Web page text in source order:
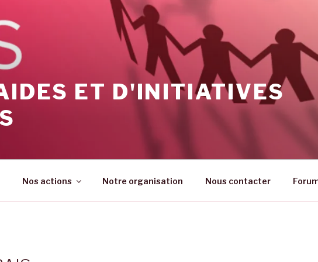
ET D'INITIATIVES
Nos actions Notre organisation Nous contacter